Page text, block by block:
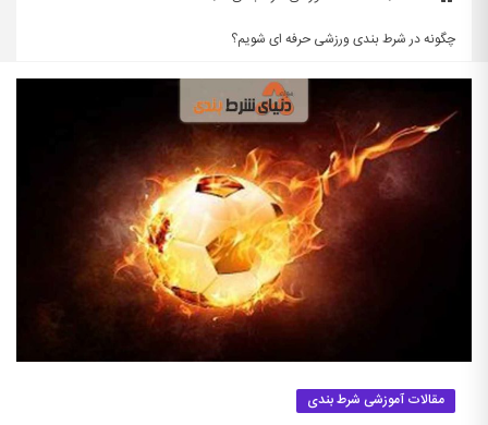
چگونه در شرط بندی ورزشی حرفه ای شویم؟
مقالات آموزشی شرط بندی